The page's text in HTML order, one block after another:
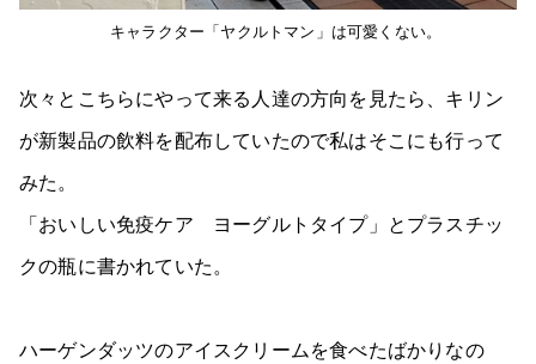
キャラクター「ヤクルトマン」は可愛くない。
次々とこちらにやって来る人達の方向を見たら、キリン
が新製品の飲料を配布していたので私はそこにも行って
みた。
「おいしい免疫ケア ヨーグルトタイプ」とプラスチッ
クの瓶に書かれていた。
ハーゲンダッツのアイスクリームを食べたばかりなの